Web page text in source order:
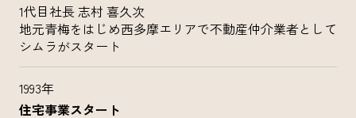
1代目社長 志村 喜久次
地元青梅をはじめ西多摩エリアで不動産仲介業者として
シムラがスタート
1993年
住宅事業スタート